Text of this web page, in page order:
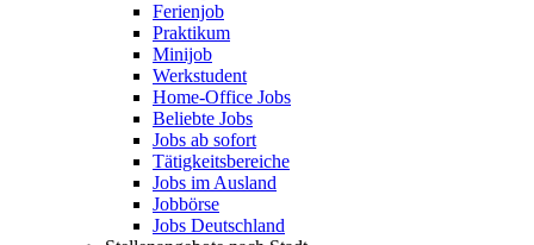
Ferienjob
Praktikum
Minijob
Werkstudent
Home-Office Jobs
Beliebte Jobs
Jobs ab sofort
Tätigkeitsbereiche
Jobs im Ausland
Jobbörse
Jobs Deutschland